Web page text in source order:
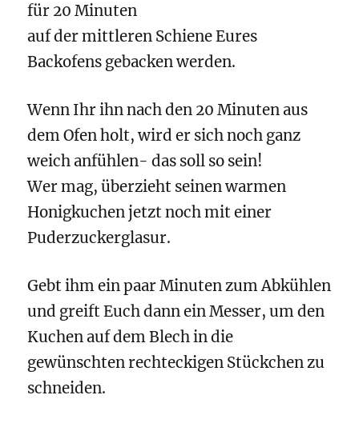
für 20 Minuten
auf der mittleren Schiene Eures
Backofens gebacken werden.
Wenn Ihr ihn nach den 20 Minuten aus
dem Ofen holt, wird er sich noch ganz
weich anfühlen- das soll so sein!
Wer mag, überzieht seinen warmen
Honigkuchen jetzt noch mit einer
Puderzuckerglasur.
Gebt ihm ein paar Minuten zum Abkühlen
und greift Euch dann ein Messer, um den
Kuchen auf dem Blech in die
gewünschten rechteckigen Stückchen zu
schneiden.